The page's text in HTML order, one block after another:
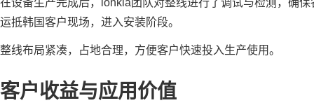
运抵韩国客户现场，进入安装阶段。
整线布局紧凑，占地合理，方便客户快速投入生产使用。
客户收益与应用价值